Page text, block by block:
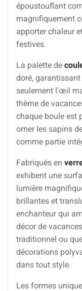
époustouflant
magnifiquement
apporter chaleur
festives.
La palette de
doré,
seulement l'œil
thème de
chaque boule est
orner les sapins
comme partie
Fabriqués en
exhibent une
lumière
brillantes et
enchanteur qui
décor de
traditionnel ou
décorations
dans tout style.
Les formes